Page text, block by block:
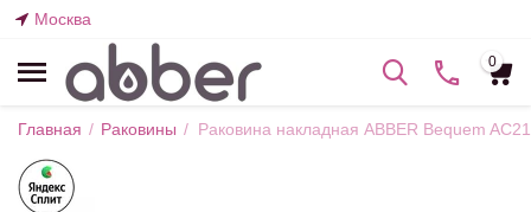
Москва
0
Главная / Раковины / Раковина накладная ABBER Bequem